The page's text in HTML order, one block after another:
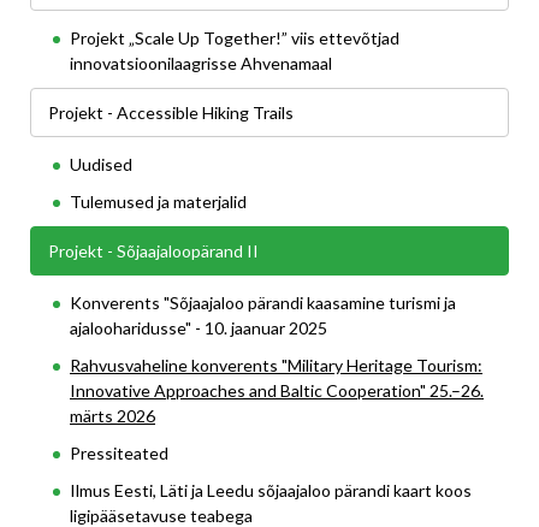
Projekt „Scale Up Together!” viis ettevõtjad
innovatsioonilaagrisse Ahvenamaal
Projekt - Accessible Hiking Trails
Uudised
Tulemused ja materjalid
Projekt - Sõjaajaloopärand II
Konverents "Sõjaajaloo pärandi kaasamine turismi ja
ajalooharidusse" - 10. jaanuar 2025
Rahvusvaheline konverents "Military Heritage Tourism:
Innovative Approaches and Baltic Cooperation" 25.–26.
märts 2026
Pressiteated
Ilmus Eesti, Läti ja Leedu sõjaajaloo pärandi kaart koos
ligipääsetavuse teabega